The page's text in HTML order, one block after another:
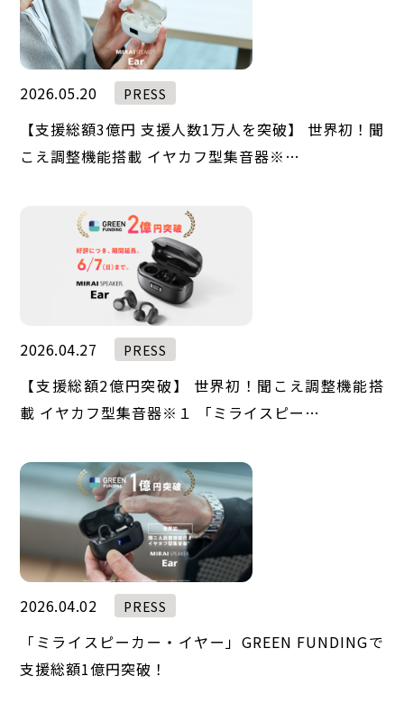
2026.05.20 PRESS
【支援総額3億円 支援人数1万人を突破】 世界初！聞
こえ調整機能搭載 イヤカフ型集音器※…
2026.04.27 PRESS
【支援総額2億円突破】 世界初！聞こえ調整機能搭
載 イヤカフ型集音器※１ 「ミライスピー…
2026.04.02 PRESS
「ミライスピーカー・イヤー」GREEN FUNDINGで
支援総額1億円突破！